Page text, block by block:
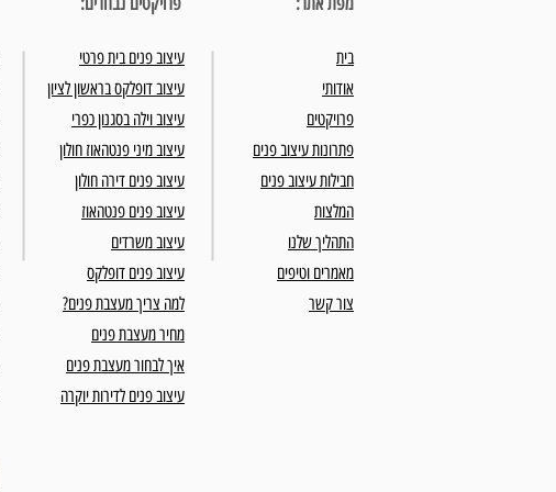
עיצוב פנים בית פרטי
עיצוב דופלקס בראשון לציון
עיצוב וילה בסגנון כפרי
עיצוב מיני פנטהאוז חולון
עיצוב פנים דירה חולון
עיצוב פנים פנטהאוז
עיצוב משרדים
עיצוב פנים דופלקס
למה צריך מעצבת פנים?
מחיר מעצבת פנים
איך לבחור מעצבת פנים
עיצוב פנים לדירות יוקרה
בית
אודותי
פרויקטים
פתרונות עיצוב פנים
חבילות עיצוב פנים
המלצות
התהליך שלנו
מאמרים וטיפים
צור קשר